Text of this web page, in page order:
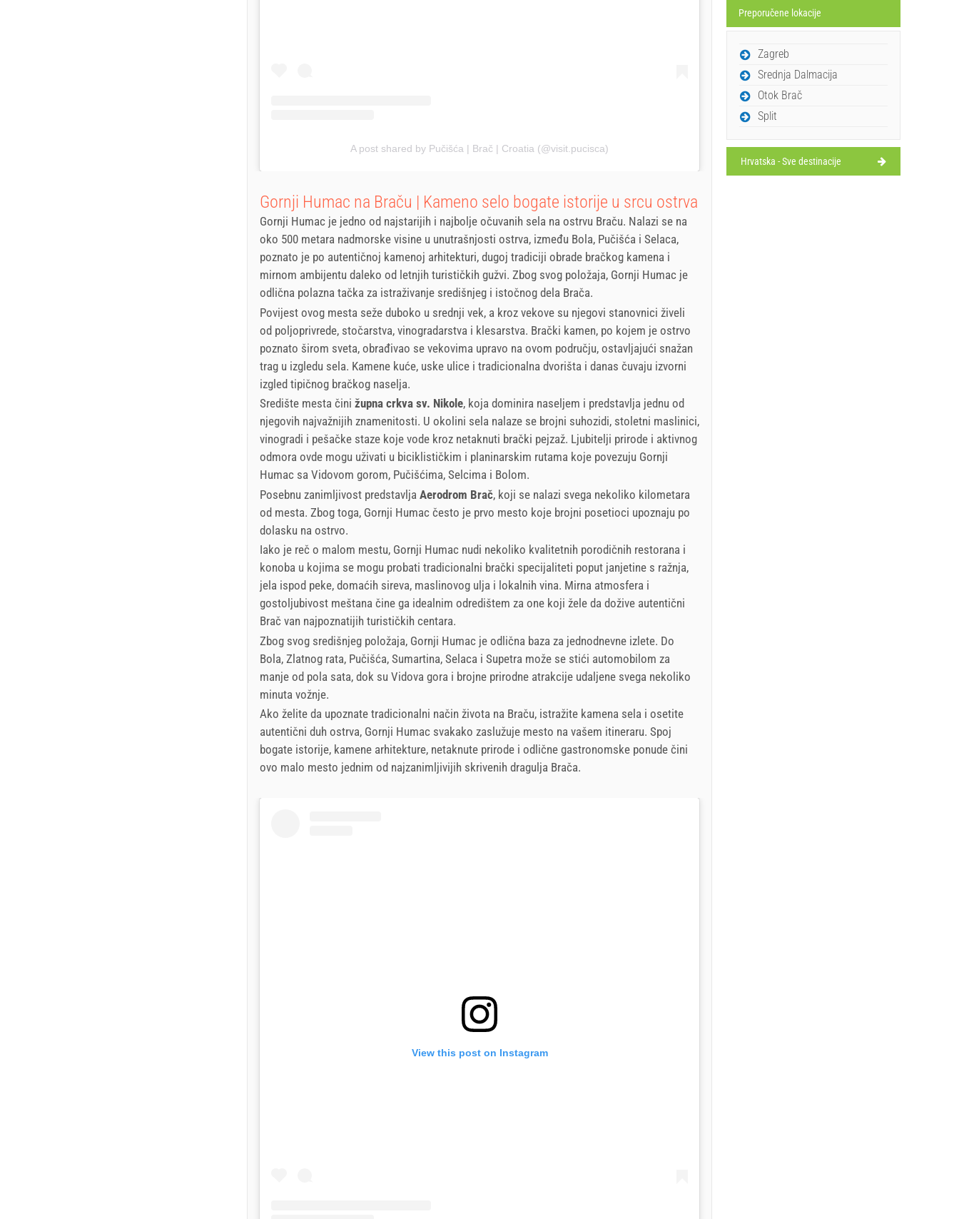
A post shared by Pučišća | Brač | Croatia (@visit.pucisca)
Gornji Humac na Braču | Kameno selo bogate istorije u srcu ostrva
Gornji Humac je jedno od najstarijih i najbolje očuvanih sela na ostrvu Braču. Nalazi se na
oko 500 metara nadmorske visine u unutrašnjosti ostrva, između Bola, Pučišća i Selaca,
poznato je po autentičnoj kamenoj arhitekturi, dugoj tradiciji obrade bračkog kamena i
mirnom ambijentu daleko od letnjih turističkih gužvi. Zbog svog položaja, Gornji Humac je
odlična polazna tačka za istraživanje središnjeg i istočnog dela Brača.
Povijest ovog mesta seže duboko u srednji vek, a kroz vekove su njegovi stanovnici živeli
od poljoprivrede, stočarstva, vinogradarstva i klesarstva. Brački kamen, po kojem je ostrvo
poznato širom sveta, obrađivao se vekovima upravo na ovom području, ostavljajući snažan
trag u izgledu sela. Kamene kuće, uske ulice i tradicionalna dvorišta i danas čuvaju izvorni
izgled tipičnog bračkog naselja.
Središte mesta čini župna crkva sv. Nikole, koja dominira naseljem i predstavlja jednu od
njegovih najvažnijih znamenitosti. U okolini sela nalaze se brojni suhozidi, stoletni maslinici,
vinogradi i pešačke staze koje vode kroz netaknuti brački pejzaž. Ljubitelji prirode i aktivnog
odmora ovde mogu uživati u biciklističkim i planinarskim rutama koje povezuju Gornji
Humac sa Vidovom gorom, Pučišćima, Selcima i Bolom.
Posebnu zanimljivost predstavlja Aerodrom Brač, koji se nalazi svega nekoliko kilometara
od mesta. Zbog toga, Gornji Humac često je prvo mesto koje brojni posetioci upoznaju po
dolasku na ostrvo.
Iako je reč o malom mestu, Gornji Humac nudi nekoliko kvalitetnih porodičnih restorana i
konoba u kojima se mogu probati tradicionalni brački specijaliteti poput janjetine s ražnja,
jela ispod peke, domaćih sireva, maslinovog ulja i lokalnih vina. Mirna atmosfera i
gostoljubivost meštana čine ga idealnim odredištem za one koji žele da dožive autentični
Brač van najpoznatijih turističkih centara.
Zbog svog središnjeg položaja, Gornji Humac je odlična baza za jednodnevne izlete. Do
Bola, Zlatnog rata, Pučišća, Sumartina, Selaca i Supetra može se stići automobilom za
manje od pola sata, dok su Vidova gora i brojne prirodne atrakcije udaljene svega nekoliko
minuta vožnje.
Ako želite da upoznate tradicionalni način života na Braču, istražite kamena sela i osetite
autentični duh ostrva, Gornji Humac svakako zaslužuje mesto na vašem itineraru. Spoj
bogate istorije, kamene arhitekture, netaknute prirode i odlične gastronomske ponude čini
ovo malo mesto jednim od najzanimljivijih skrivenih dragulja Brača.
View this post on Instagram
Preporučene lokacije
Zagreb
Srednja Dalmacija
Otok Brač
Split
Hrvatska - Sve destinacije